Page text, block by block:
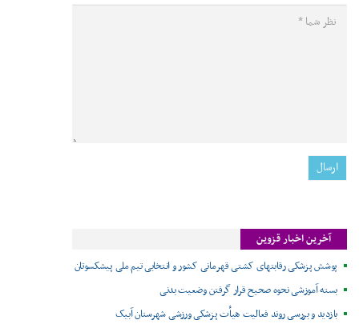
آخرین اخبار قزوین
پوشش پزشکی رقابتهای کشتی قهرمانی کشور و انتخابی تیم ملی پیشکسوتان
بسته آموزشی نحوه صحیح قرار گرفتن وضعیت بدنی
بازدید و بررسی روند فعالیت هیأت پزشکی ورزشی شهرستان آبیک